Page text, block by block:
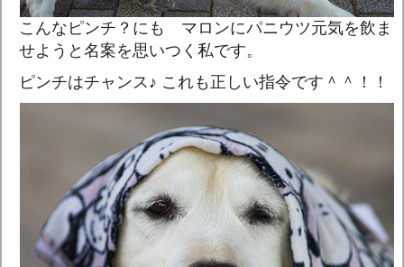
こんなピンチ？にも マロンにパニウツ元気を飲ま
せようと名案を思いつく私です。
ピンチはチャンス♪ これも正しい指令です＾＾！！